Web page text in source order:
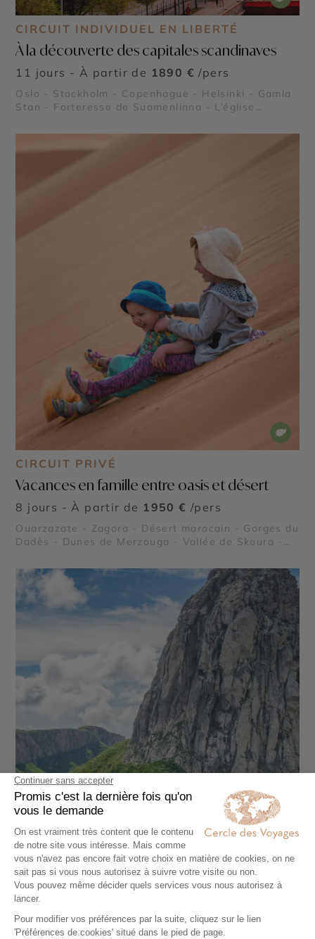
CIRCUIT INDIVIDUEL EN LIBERTÉ
À la découverte des capitales scandinaves
11 jours - À partir de 1890 € /pers
Oslo - Stockholm - Copenhague - Helsinki - Gamla
Stan - Forteresse de Suomenlinna - L’église
CIRCUIT PRIVÉ
Vacances en famille entre oasis et désert
8 jours - À partir de 1950 € /pers
Ouarzazate - Zagora - Désert marocain - Gorges du
Dadès - Dunes de Merzouga - Vallée de Skoura -
des roses - Sahara marocain
SÉJOUR
Les Canaries au rythme de vos envies : La